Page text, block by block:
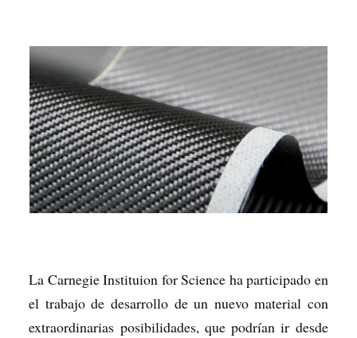
La Carnegie Instituion for Science ha participado en
el trabajo de desarrollo de un nuevo material con
extraordinarias posibilidades, que podrían ir desde